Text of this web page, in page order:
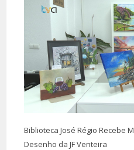
Biblioteca José Régio Recebe
Desenho da JF Venteira